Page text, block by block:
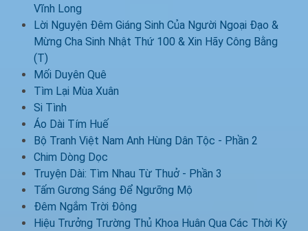
Vĩnh Long
Lời Nguyện Đêm Giáng Sinh Của Người Ngoại Đạo &
Mừng Cha Sinh Nhật Thứ 100 & Xin Hãy Công Bằng
(T)
Mối Duyên Quê
Tìm Lại Mùa Xuân
Si Tình
Áo Dài Tím Huế
Bộ Tranh Việt Nam Anh Hùng Dân Tộc - Phần 2
Chim Dòng Dọc
Truyện Dài: Tìm Nhau Từ Thuở - Phần 3
Tấm Gương Sáng Để Ngưỡng Mộ
Đêm Ngắm Trời Đông
Hiệu Trưởng Trường Thủ Khoa Huân Qua Các Thời Kỳ